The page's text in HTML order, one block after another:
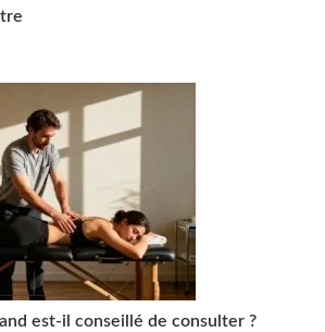
est-il conseillé de consulter ?